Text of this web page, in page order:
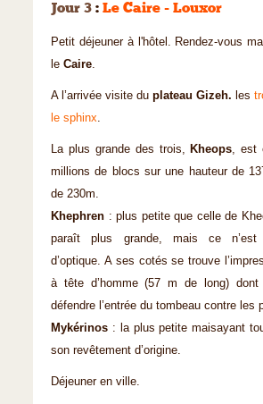
Jour 3 : Le Caire - Louxor
Petit déjeuner à l'hôtel. Rendez-vous
le Caire.
A l’arrivée visite du plateau Gizeh. les
le sphinx.
La plus grande des trois, Kheops, est
millions de blocs sur une hauteur de
de 230m.
Khephren : plus petite que celle de
paraît plus grande, mais ce n’est
d’optique. A ses cotés se trouve
à tête d’homme (57 m de long)
défendre l’entrée du tombeau contre les
Mykérinos : la plus petite maisayant
son revêtement d’origine.
Déjeuner en ville.